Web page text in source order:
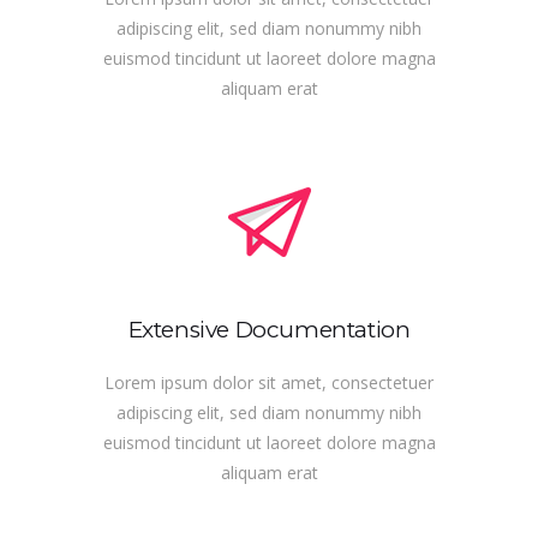
adipiscing elit, sed diam nonummy nibh
euismod tincidunt ut laoreet dolore magna
aliquam erat
Extensive Documentation
Lorem ipsum dolor sit amet, consectetuer
adipiscing elit, sed diam nonummy nibh
euismod tincidunt ut laoreet dolore magna
aliquam erat